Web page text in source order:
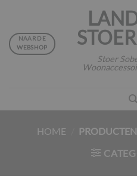
inhoud
Stoer
NAAR DE
WEBSHOP
HOME